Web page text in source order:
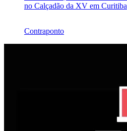
no Calçadão da XV em Curitiba
Contraponto